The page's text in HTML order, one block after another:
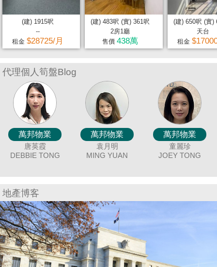
於
我
們
(建) 1915呎
--
租金 $28725/月
(建) 483呎 (實) 361呎
2房1廳
售價 438萬
(建) 650呎 (實)
天台
租金
代理個人筍盤Blog
萬邦物業
冼嘉臻
BORIS SIN
萬邦物業
廖細鳳
SISI LIAO
萬邦物業
唐英霞
DEBBIE TONG
萬邦物業
MAGGIE
萬邦物業
聶美玲
MAY NIP
萬邦物業
蔡秀晶
CRYSTAL
萬邦物業
謝愛珍
JUNE TSE
萬邦物業
袁月明
MING YUAN
萬邦物業
JIMMY YU
萬邦物業
連愛玲
ELIZA LIN
萬邦物業
陳蘭貞
COCO CHAN
萬邦物業
吳美美
MEI NG
萬邦物業
張明成
RICAR
萬邦物業
羅貝銘
MING LO
萬邦物業
童麗珍
JOEY TONG
萬邦物
TINA
地產博客